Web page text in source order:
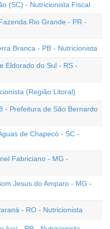
(SC) - Nutricionista Fiscal
Rio Grande - PR -
Branca - PB - Nutricionista
Eldorado do Sul - RS -
(Região Litoral)
- Prefeitura de São Bernardo
de Chapecó - SC -
Fabriciano - MG -
Jesus do Amparo - MG -
- RO - Nutricionista